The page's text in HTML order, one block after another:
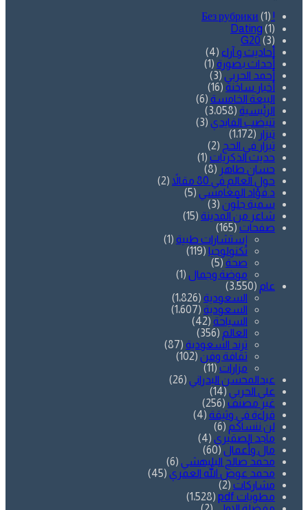
! Без рубрики
(1)
Dating (1)
G20 (3)
أحاديث و آراء (4)
أحداث بصورة (1)
أحمد الحربي (3)
أخبار ساخنة (16)
البيعة الخامسة (6)
الرئيسية (3٬058)
تنيضب الفايدي (3)
تيزار (1٬172)
تيزار في الحج (2)
حديث الذكريات (1)
حسان طاهر (8)
حول العالم في 80 مقالاً
(2)
د.فؤاد المغامسي (5)
سمية جلّون (3)
شاعر من المدينة (15)
صفحات (165)
إستشارات طبية (1)
تكنولوجيا (119)
صحة (5)
موضة وجمال (1)
عام (3٬550)
السعودية (1٬826)
السعودية (1٬607)
السياحة (42)
العالم (356)
ترند السعودية (87)
ثقافة وفن (102)
مزارات (11)
عبدالمحسن البدراني (26)
علي الحربي (14)
غير مصنف (256)
قراءة في وثيقة (4)
لن ننساكم (6)
ماجد الصقيري (4)
مال وأعمال (60)
محمد صالح البليهشي (6)
محمد عوض الله العمري (45)
مشاركات (2)
مطويات pdf
(1٬528)